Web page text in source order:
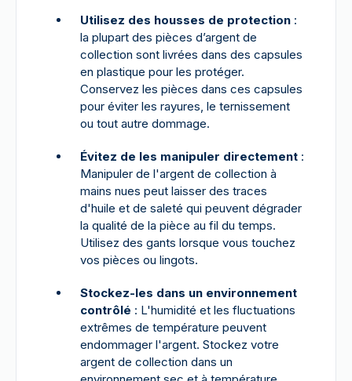
Utilisez des housses de protection :
la plupart des pièces d’argent de
collection sont livrées dans des capsules
en plastique pour les protéger.
Conservez les pièces dans ces capsules
pour éviter les rayures, le ternissement
ou tout autre dommage.
Évitez de les manipuler directement :
Manipuler de l'argent de collection à
mains nues peut laisser des traces
d'huile et de saleté qui peuvent dégrader
la qualité de la pièce au fil du temps.
Utilisez des gants lorsque vous touchez
vos pièces ou lingots.
Stockez-les dans un environnement
contrôlé : L'humidité et les fluctuations
extrêmes de température peuvent
endommager l'argent. Stockez votre
argent de collection dans un